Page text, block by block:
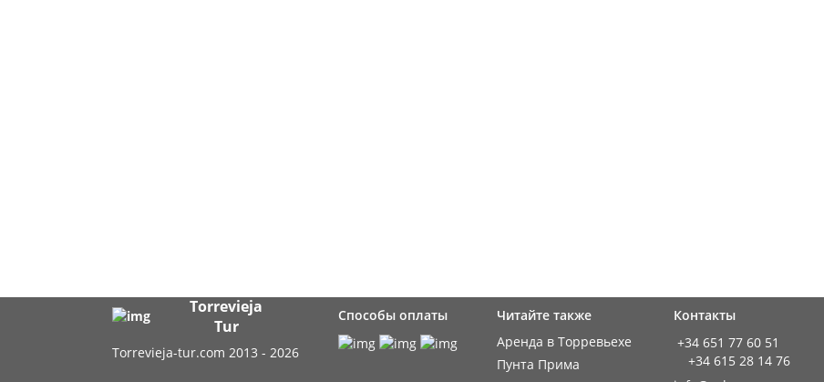
Torrevieja
Tur
Torrevieja-tur.com 2013 - 2026
Способы оплаты
Читайте также
Аренда в Торревьехе
Пунта Прима
Контакты
+34 651 77 60 51
+34 615 28 14 76